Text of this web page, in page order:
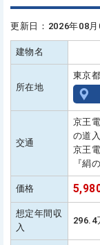
更新日：2026年08
建物名
所在地
東京
交通
京王
の道
京王
『絹
価格
想定年間収
入
296.4